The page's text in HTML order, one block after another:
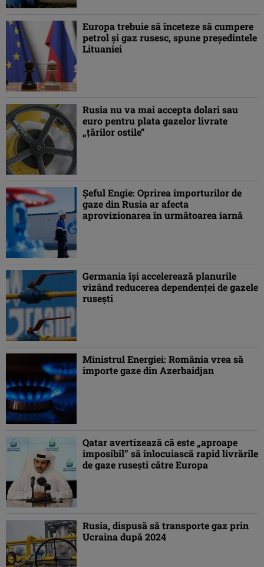
Europa trebuie să înceteze să cumpere
petrol şi gaz rusesc, spune preşedintele
Lituaniei
Rusia nu va mai accepta dolari sau
euro pentru plata gazelor livrate
„ţărilor ostile”
Şeful Engie: Oprirea importurilor de
gaze din Rusia ar afecta
aprovizionarea în următoarea iarnă
Germania îşi accelerează planurile
vizând reducerea dependenţei de gazele
ruseşti
Ministrul Energiei: România vrea să
importe gaze din Azerbaidjan
Qatar avertizează că este „aproape
imposibil” să înlocuiască rapid livrările
de gaze ruseşti către Europa
Rusia, dispusă să transporte gaz prin
Ucraina după 2024